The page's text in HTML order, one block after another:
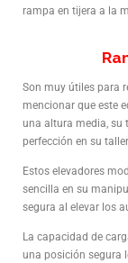
rampa en tijera a la
Son muy útiles para
mencionar que este
una altura media, su
perfección en su
Estos elevadores
sencilla en su
segura al elevar los
La capacidad de
una posición segura